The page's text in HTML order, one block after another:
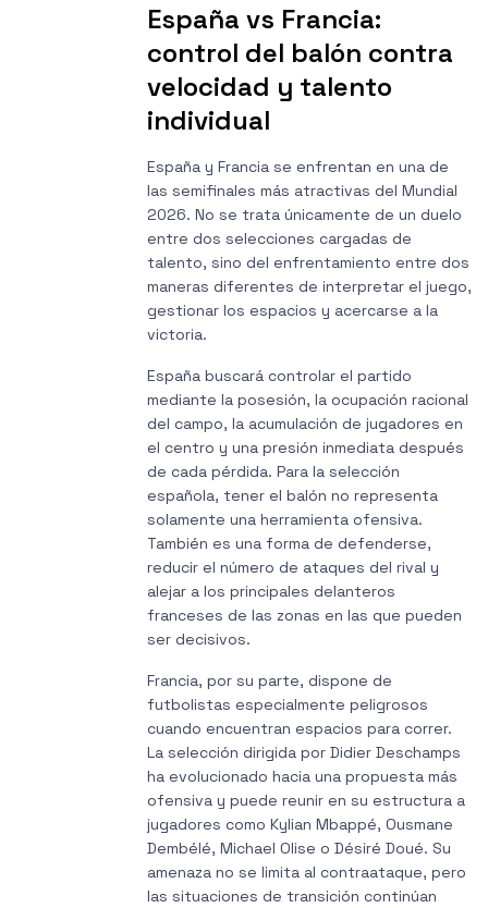
España vs Francia:
control del balón contra
velocidad y talento
individual
España y Francia se enfrentan en una de
las semifinales más atractivas del Mundial
2026. No se trata únicamente de un duelo
entre dos selecciones cargadas de
talento, sino del enfrentamiento entre dos
maneras diferentes de interpretar el juego,
gestionar los espacios y acercarse a la
victoria.
España buscará controlar el partido
mediante la posesión, la ocupación racional
del campo, la acumulación de jugadores en
el centro y una presión inmediata después
de cada pérdida. Para la selección
española, tener el balón no representa
solamente una herramienta ofensiva.
También es una forma de defenderse,
reducir el número de ataques del rival y
alejar a los principales delanteros
franceses de las zonas en las que pueden
ser decisivos.
Francia, por su parte, dispone de
futbolistas especialmente peligrosos
cuando encuentran espacios para correr.
La selección dirigida por Didier Deschamps
ha evolucionado hacia una propuesta más
ofensiva y puede reunir en su estructura a
jugadores como Kylian Mbappé, Ousmane
Dembélé, Michael Olise o Désiré Doué. Su
amenaza no se limita al contraataque, pero
las situaciones de transición continúan